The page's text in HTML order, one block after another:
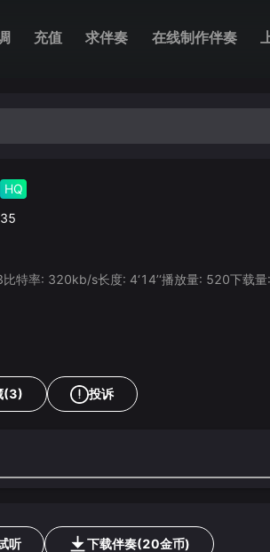
充值 求伴奏 在线制作伴奏
HQ
比特率: 320kb/s长度: 4‘14’‘播放量: 520下载量:
(3) 投诉
听 下载伴奏(20金币)